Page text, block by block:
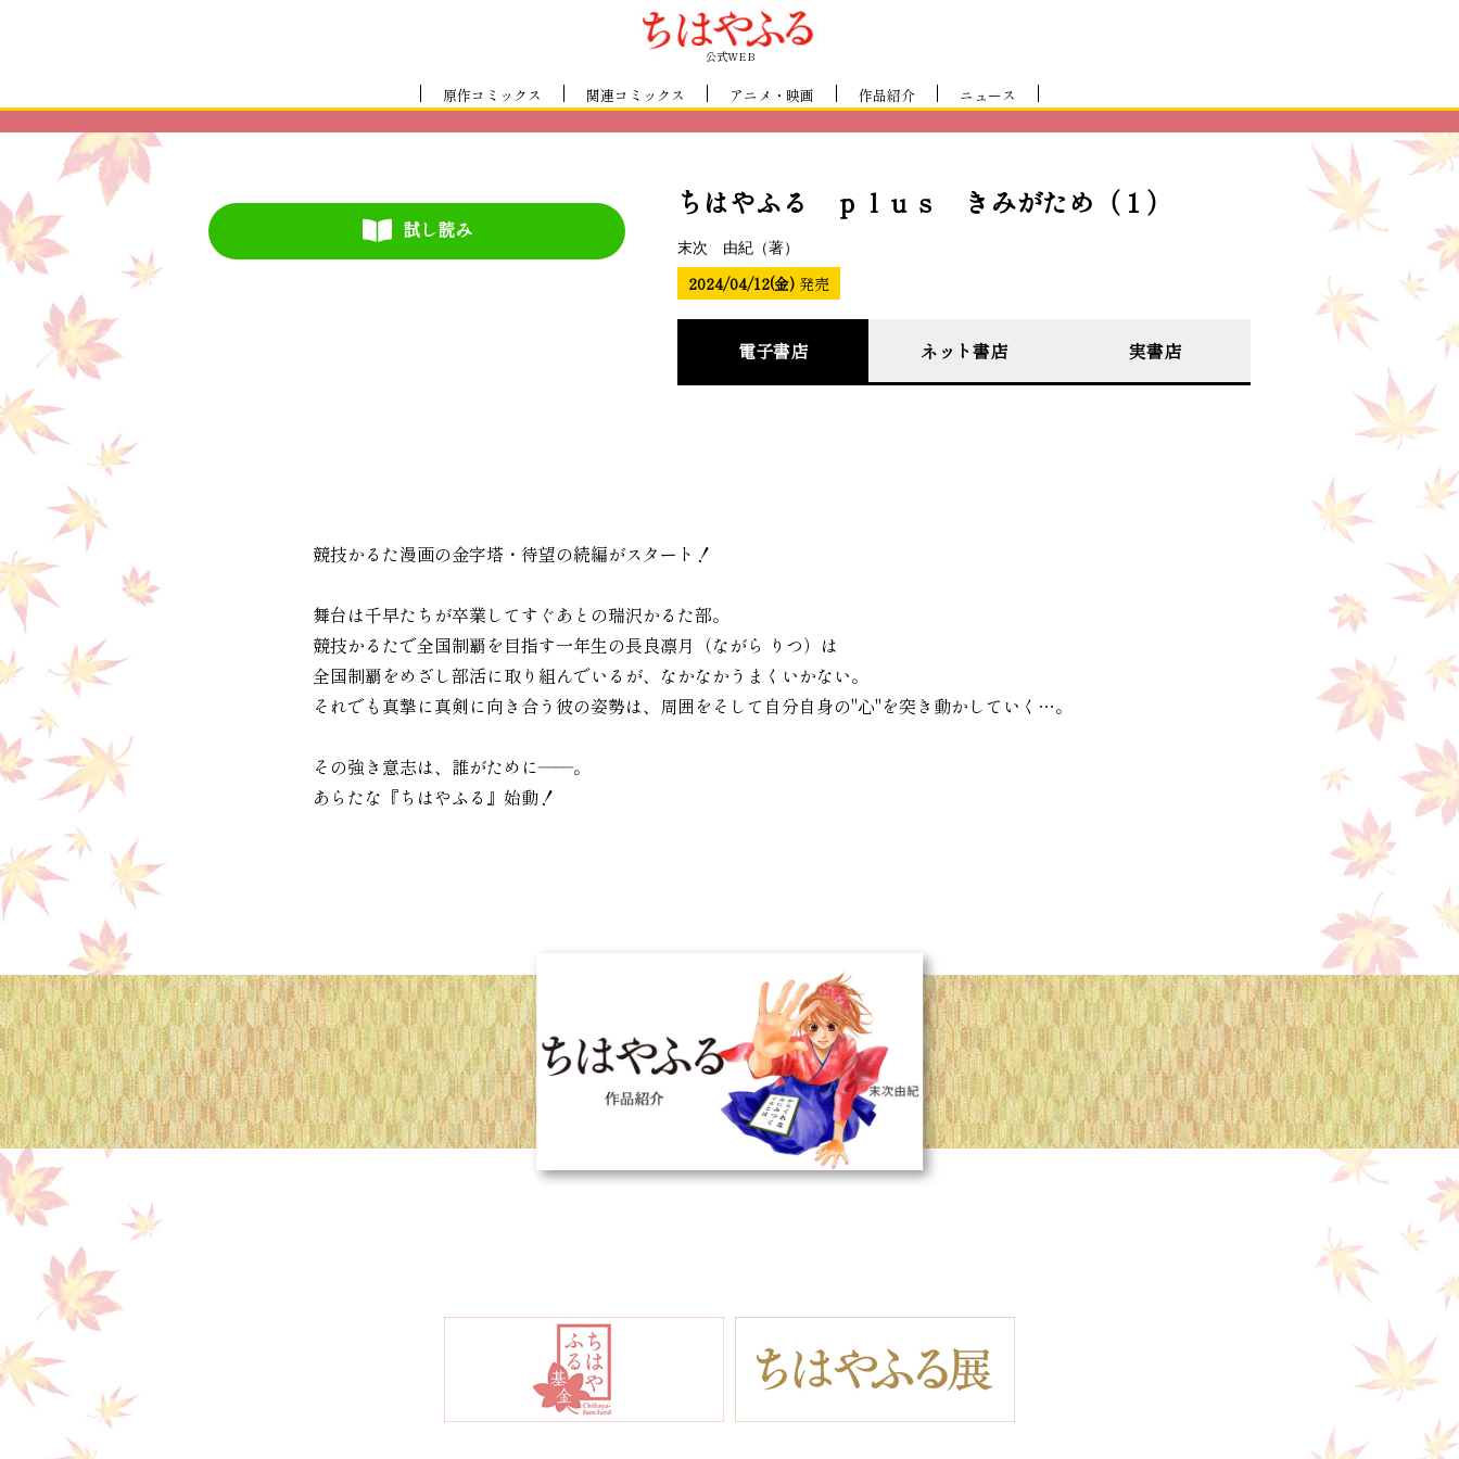
公式WEB
原作コミックス 関連コミックス アニメ・映画 作品紹介 ニュース
試し読み
ちはやふる ｐｌｕｓ きみがため（１）
末次 由紀（著）
2024/04/12(金) 発売
電子書店 ネット書店 実書店
競技かるた漫画の金字塔・待望の続編がスタート！
舞台は千早たちが卒業してすぐあとの瑞沢かるた部。
競技かるたで全国制覇を目指す一年生の長良凛月（ながら りつ）は
全国制覇をめざし部活に取り組んでいるが、なかなかうまくいかない。
それでも真摯に真剣に向き合う彼の姿勢は、周囲をそして自分自身の"心"を突き動かしていく…。
その強き意志は、誰がために――。
あらたな『ちはやふる』始動！